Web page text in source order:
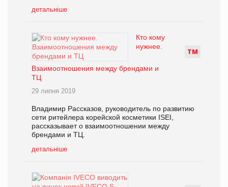
детальніше
ТМ
Кто кому
нужнее.
Взаимоотношения между брендами и
ТЦ
29 липня 2019
Владимир Рассказов, руководитель по развитию
сети ритейлера корейской косметики ISEI,
рассказывает о взаимоотношении между
брендами и ТЦ.
детальніше